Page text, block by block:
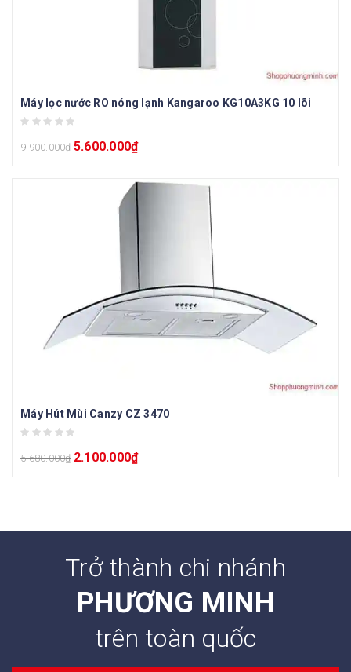
Máy lọc nước RO nóng lạnh Kangaroo KG10A3KG 10 lõi
9.900.000₫ 5.600.000₫
Máy Hút Mùi Canzy CZ 3470
5.680.000₫ 2.100.000₫
Trở thành chi nhánh
PHƯƠNG MINH
trên toàn quốc